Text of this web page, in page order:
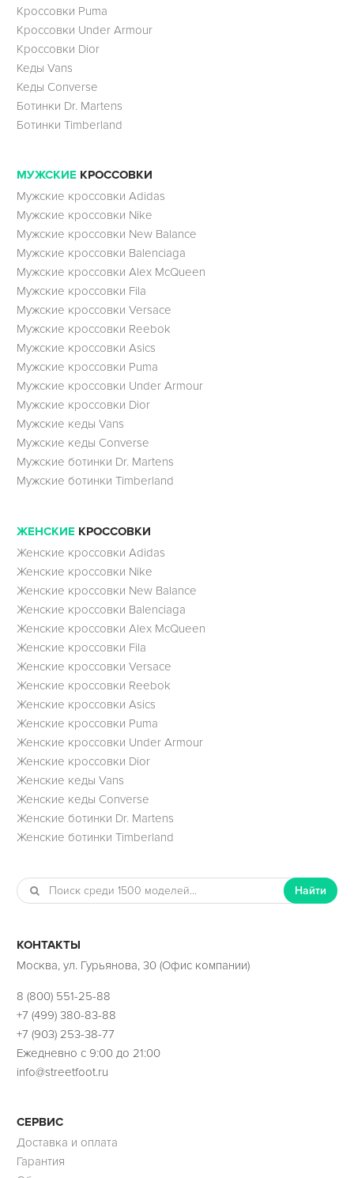
Кроссовки Puma
Кроссовки Under Armour
Кроссовки Dior
Кеды Vans
Кеды Converse
Ботинки Dr. Martens
Ботинки Timberland
МУЖСКИЕ КРОССОВКИ
Мужские кроссовки Adidas
Мужские кроссовки Nike
Мужские кроссовки New Balance
Мужские кроссовки Balenciaga
Мужские кроссовки Alex McQueen
Мужские кроссовки Fila
Мужские кроссовки Versace
Мужские кроссовки Reebok
Мужские кроссовки Asics
Мужские кроссовки Puma
Мужские кроссовки Under Armour
Мужские кроссовки Dior
Мужские кеды Vans
Мужские кеды Converse
Мужские ботинки Dr. Martens
Мужские ботинки Timberland
ЖЕНСКИЕ КРОССОВКИ
Женские кроссовки Adidas
Женские кроссовки Nike
Женские кроссовки New Balance
Женские кроссовки Balenciaga
Женские кроссовки Alex McQueen
Женские кроссовки Fila
Женские кроссовки Versace
Женские кроссовки Reebok
Женские кроссовки Asics
Женские кроссовки Puma
Женские кроссовки Under Armour
Женские кроссовки Dior
Женские кеды Vans
Женские кеды Converse
Женские ботинки Dr. Martens
Женские ботинки Timberland
Найти
КОНТАКТЫ
Москва, ул. Гурьянова, 30 (Офис компании)
8 (800) 551-25-88
+7 (499) 380-83-88
+7 (903) 253-38-77
Ежедневно с 9:00 до 21:00
info@streetfoot.ru
СЕРВИС
Доставка и оплата
Гарантия